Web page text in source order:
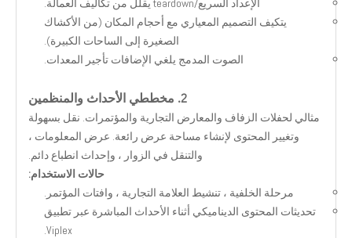
الإعداد السريع/teardown يقلل من تكاليف العمالة.
يتكيف التصميم المعياري مع أحجام المكان (من الأكشاك
الصغيرة إلى الساحات الكبيرة).
الصوت المدمج يلغي الإضافات تأجير المعدات.
2. مخططي الأحداث والمنظمين
مثالي لحفلات الزفاف والمعارض التجارية والمؤتمرات. نقل بسهولة
وتغيير المحتوى لإنشاء مساحة عرض رائعة. عرض المعلومات ،
والتنقل في الزوار ، وإحداث انطباع دائم.
حالات الاستخدام:
مرحلة الخلفية ، تنشيط العلامة التجارية ، وافتات المؤتمر.
تحديثات المحتوى الديناميكي أثناء الأحداث المباشرة عبر تطبيق
Viplex.